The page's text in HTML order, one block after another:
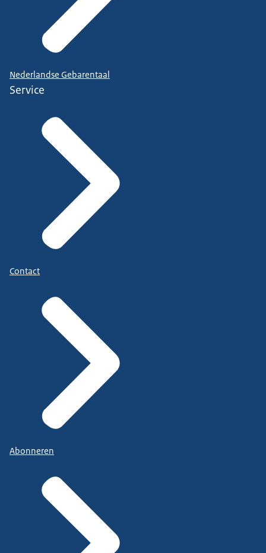
Nederlandse Gebarentaal
Service
Contact
Abonneren